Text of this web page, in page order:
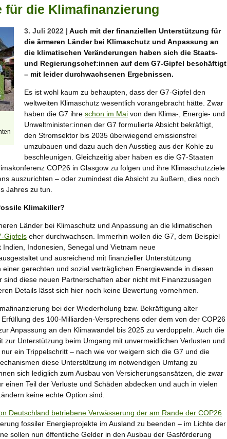
für die Klimafinanzierung
3. Juli 2022 | Auch mit der finanziellen Unterstützung für
die ärmeren Länder bei Klimaschutz und Anpassung an
die klimatischen Veränderungen haben sich die Staats-
und Regierungschef:innen auf dem G7-Gipfel beschäftigt
– mit leider durchwachsenen Ergebnissen.
Es ist wohl kaum zu behaupten, dass der G7-Gipfel den
weltweiten Klimaschutz wesentlich vorangebracht hätte. Zwar
haben die G7 ihre schon im Mai von den Klima-, Energie- und
Unweltminister:innen der G7 formulierte Absicht bekräftigt,
den Stromsektor bis 2035 überwiegend emissionsfrei
umzubauen und dazu auch den Ausstieg aus der Kohle zu
beschleunigen. Gleichzeitig aber haben es die G7-Staaten
COP26 in Glasgow zu folgen und ihre Klimaschutzziele
auszurichten – oder zumindest die Absicht zu äußern, dies noch
Jahres zu tun.
Klimakiller?
Länder bei Klimaschutz und Anpassung an die klimatischen
Gipfels eher durchwachsen. Immerhin wollen die G7, dem Beispiel
Indonesien, Senegal und Vietnam neue
und ausreichend mit finanzieller Unterstützung
gerechten und sozial verträglichen Energiewende in diesen
diese neuen Partnerschaften aber nicht mit Finanzzusagen
Details lässt sich hier noch keine Bewertung vornehmen.
bei der Wiederholung bzw. Bekräftigung alter
des 100-Milliarden-Versprechens oder dem von der COP26
Anpassung an den Klimawandel bis 2025 zu verdoppeln. Auch die
Unterstützung beim Umgang mit unvermeidlichen Verlusten und
ein Trippelschritt – nach wie vor weigern sich die G7 und die
diese Unterstützung im notwendigen Umfang zu
sich lediglich zum Ausbau von Versicherungsansätzen, die zwar
einen Teil der Verluste und Schäden abdecken und auch in vielen
keine echte Option sind.
Deutschland betriebene Verwässerung der am Rande der COP26
fossiler Energieprojekte im Ausland zu beenden – im Lichte der
sollen nun öffentliche Gelder in den Ausbau der Gasförderung